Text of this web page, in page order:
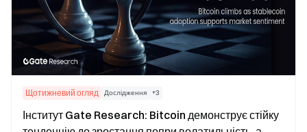
Щотижневий огляд Дослідження +3
Інститут Gate Research: Bitcoin демонструє стійку